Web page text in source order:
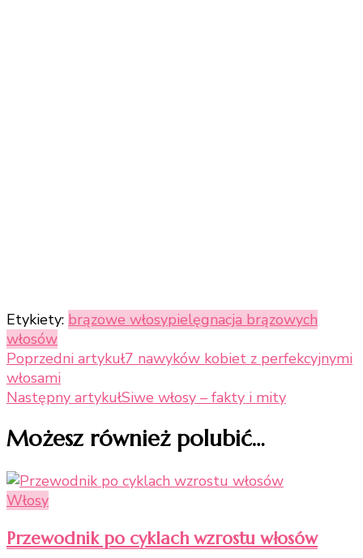
Etykiety: brązowe włosypielęgnacja brązowych
włosów
Nawigacja
wpisu
Poprzedni artykuł7 nawyków kobiet z perfekcyjnymi
włosami
Następny artykułSiwe włosy – fakty i mity
Możesz również polubić…
Włosy
Przewodnik po cyklach wzrostu włosów